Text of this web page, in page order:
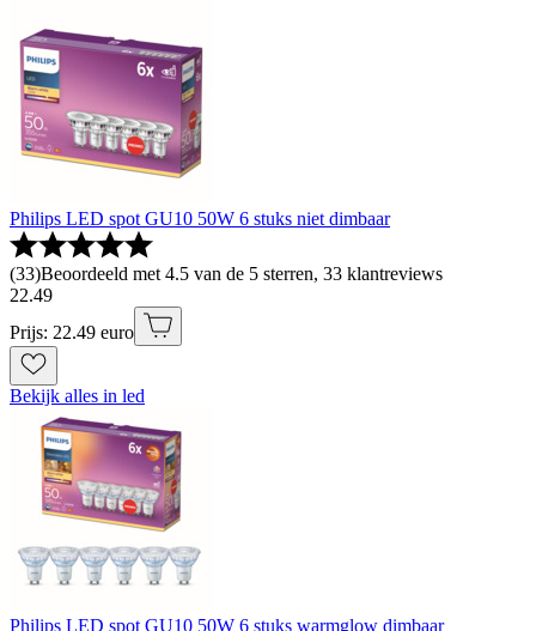
Philips LED spot GU10 50W 6 stuks niet dimbaar
(33)Beoordeeld met 4.5 van de 5 sterren, 33 klantreviews
22.49
Prijs: 22.49 euro
Bekijk alles in led
Philips LED spot GU10 50W 6 stuks warmglow dimbaar